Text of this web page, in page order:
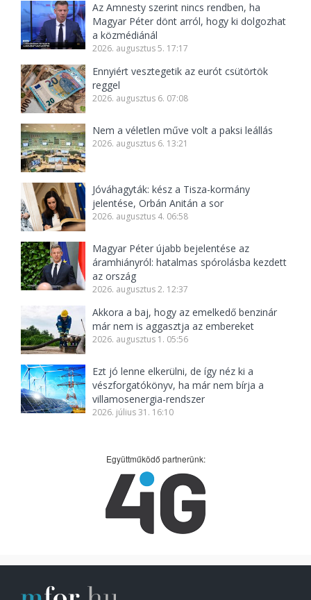
Az Amnesty szerint nincs rendben, ha
Magyar Péter dönt arról, hogy ki dolgozhat
a közmédiánál
2026. augusztus 5. 17:17
Ennyiért vesztegetik az eurót csütörtök
reggel
2026. augusztus 6. 07:08
Nem a véletlen műve volt a paksi leállás
2026. augusztus 6. 13:21
Jóváhagyták: kész a Tisza-kormány
jelentése, Orbán Anitán a sor
2026. augusztus 4. 06:58
Magyar Péter újabb bejelentése az
áramhiányról: hatalmas spórolásba kezdett
az ország
2026. augusztus 2. 12:37
Akkora a baj, hogy az emelkedő benzinár
már nem is aggasztja az embereket
2026. augusztus 1. 05:56
Ezt jó lenne elkerülni, de így néz ki a
vészforgatókönyv, ha már nem bírja a
villamosenergia-rendszer
2026. július 31. 16:10
Együttműködő partnerünk: